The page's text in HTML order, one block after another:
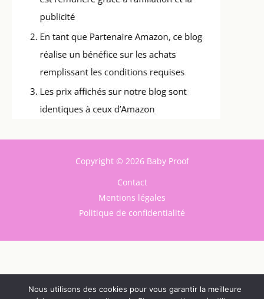
Copyright © 2026 Baby Proof
Contact
Mentions légales
Politique de confidentialité
Nous utilisons des cookies pour vous garantir la meilleure